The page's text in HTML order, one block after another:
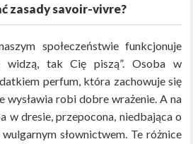
zasady savoir-vivre?
społeczeństwie funkcjonuje
widzą, tak Cię piszą”. Osoba w
perfum, która zachowuje się
wysławia robi dobre wrażenie. A na
w dresie, przepocona, niedbająca o
słownictwem. Te różnice